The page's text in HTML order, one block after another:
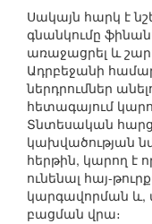
Սակայն հարկ է
գնանկումը
առաջացրել և
Ադրբեջանի
ներդրումներ
հետագայում
Տնտեսական
կախվածության
հերթին, կարող է
ունենալ հայ-
կարգավորման
բացման վրա։